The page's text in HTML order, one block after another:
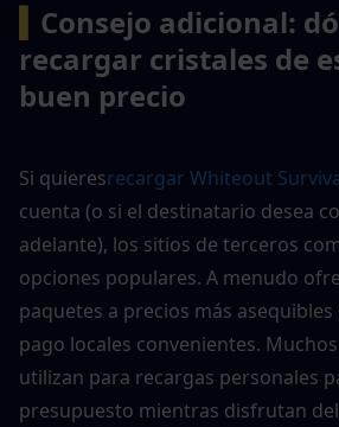
Consejo adicional:
recargar cristales de
buen precio
Si quieresrecargar Whiteout
cuenta (o si el destinatario desea
adelante), los sitios de terceros
opciones populares. A menudo
paquetes a precios más
pago locales convenientes.
utilizan para recargas personales
presupuesto mientras disfrutan